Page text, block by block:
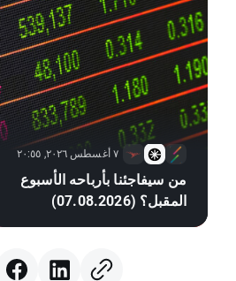
٧ أغسطس ٢٠٢٦, ٢٠:٥٥
من سيفاجئنا بأرباحه الأسبوع
المقبل؟ (07.08.2026)